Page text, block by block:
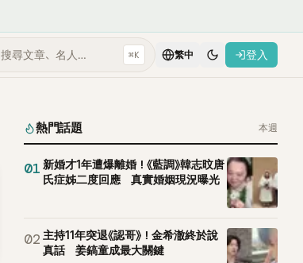
搜尋文章、名人… ⌘K 繁中 登入
熱門話題 本週
01 新婚才1年遭爆離婚！《藍調》韓志旼唐
氏症姊二度回應 真實婚姻現況曝光
02 主持11年突退《認哥》！金希澈終於說
真話 姜鎬童成最大關鍵